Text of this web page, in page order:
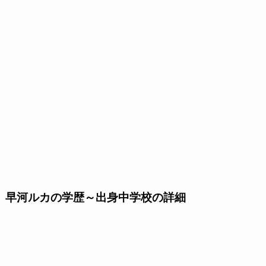
早河ルカの学歴～出身中学校の詳細